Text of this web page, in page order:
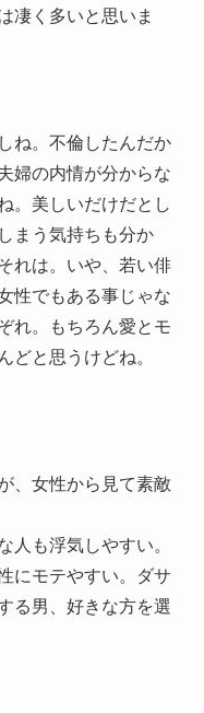
凄く多いと思いま
ね。不倫したんだか
婦の内情が分からな
。美しいだけだとし
まう気持ちも分か
れは。いや、若い俳
性でもある事じゃな
れ。もちろん愛とモ
どと思うけどね。
、女性から見て素敵
人も浮気しやすい。
にモテやすい。ダサ
る男、好きな方を選